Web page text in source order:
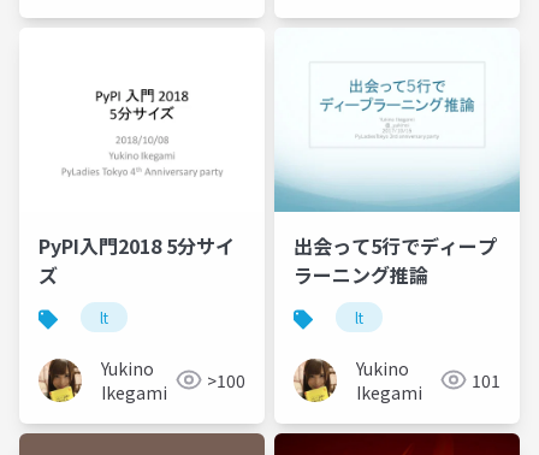
PyPI入門2018 5分サイ
ズ
lt
Yukino
Ikegami
>100
出会って5行でディープ
ラーニング推論
lt
Yukino
Ikegami
101